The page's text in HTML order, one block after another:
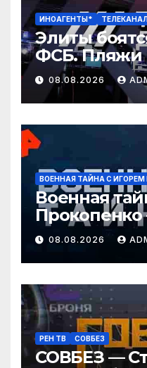
ИНОАГЕНТЫ*
Элиты
ФСБ. Пляжи
закрыли.
угрожает
08.08.2026
ВОЕННАЯ ТАЙНА С ИГОРЕМ
Военная
08.08.2026
РЕН ТВ СОВБЕЗ
СОВБЕЗ —